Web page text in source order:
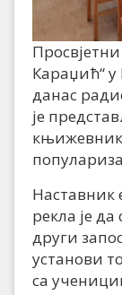
Караџић“
данас
је
Наставник
рекла је
други
установи
са